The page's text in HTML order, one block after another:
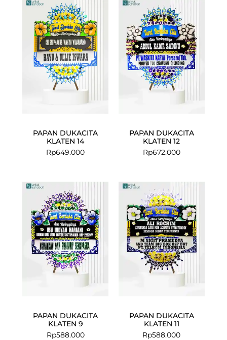
PAPAN DUKACITA
KLATEN 14
Rp649.000
PAPAN DUKACITA
KLATEN 12
Rp672.000
PAPAN DUKACITA
KLATEN 9
Rp588.000
PAPAN DUKACITA
KLATEN 11
Rp588.000